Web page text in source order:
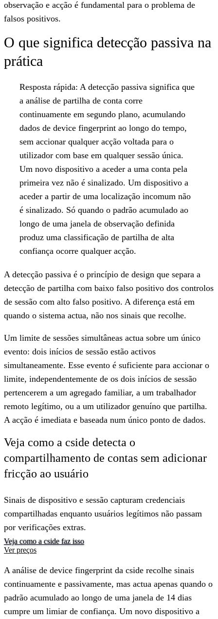
observação e acção é fundamental para o problema de
falsos positivos.
O que significa detecção passiva na
prática
Resposta rápida: A detecção passiva significa que
a análise de partilha de conta corre
continuamente em segundo plano, acumulando
dados de device fingerprint ao longo do tempo,
sem accionar qualquer acção voltada para o
utilizador com base em qualquer sessão única.
Um novo dispositivo a aceder a uma conta pela
primeira vez não é sinalizado. Um dispositivo a
aceder a partir de uma localização incomum não
é sinalizado. Só quando o padrão acumulado ao
longo de uma janela de observação definida
produz uma classificação de partilha de alta
confiança ocorre qualquer acção.
A detecção passiva é o princípio de design que separa a
detecção de partilha com baixo falso positivo dos controlos
de sessão com alto falso positivo. A diferença está em
quando o sistema actua, não nos sinais que recolhe.
Um limite de sessões simultâneas actua sobre um único
evento: dois inícios de sessão estão activos
simultaneamente. Esse evento é suficiente para accionar o
limite, independentemente de os dois inícios de sessão
pertencerem a um agregado familiar, a um trabalhador
remoto legítimo, ou a um utilizador genuíno que partilha.
A acção é imediata e baseada num único ponto de dados.
Veja como a cside detecta o
compartilhamento de contas sem adicionar
fricção ao usuário
Sinais de dispositivo e sessão capturam credenciais
compartilhadas enquanto usuários legítimos não passam
por verificações extras.
Veja como a cside faz isso
Ver preços
A análise de device fingerprint da cside recolhe sinais
continuamente e passivamente, mas actua apenas quando o
padrão acumulado ao longo de uma janela de 14 dias
cumpre um limiar de confiança. Um novo dispositivo a